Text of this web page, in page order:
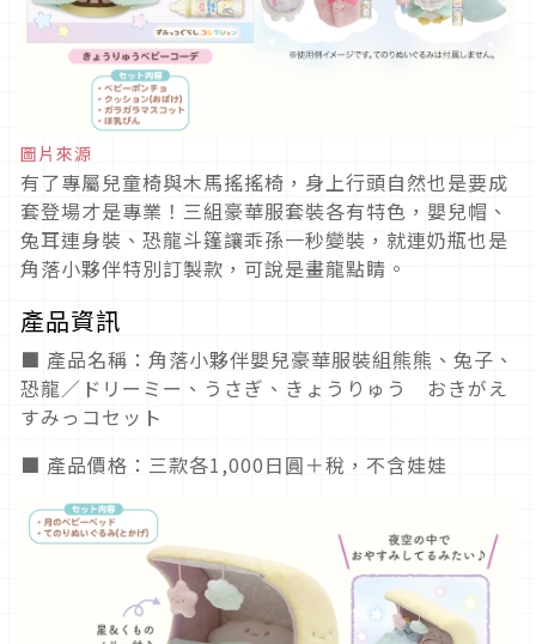
圖片來源
有了專屬兒童椅與木馬搖搖椅，身上行頭自然也是要成
套登場才是專業！三組豪華服套裝各有特色，嬰兒帽、
兔耳連身裝、恐龍斗篷讓乖孫一秒變裝，就連奶瓶也是
角落小夥伴特別訂製款，可說是畫龍點睛。
產品資訊
■ 產品名稱：角落小夥伴嬰兒豪華服裝組熊熊、兔子、
恐龍／ドリーミー、うさぎ、きょうりゅう おきがえ
すみっコセット
■ 產品價格：三款各1,000日圓＋稅，不含娃娃